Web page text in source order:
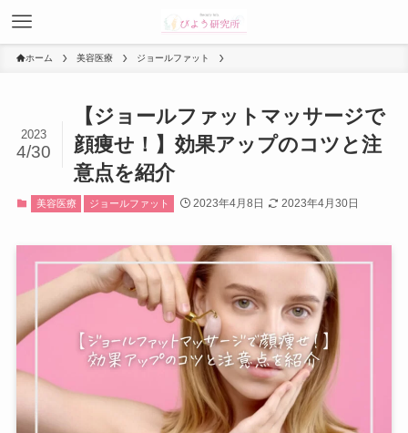
ホーム 美容医療 ジョールファット
【ジョールファットマッサージで
顔痩せ！】効果アップのコツと注
意点を紹介
2023
4/30
美容医療 ジョールファット 2023年4月8日 2023年4月30日